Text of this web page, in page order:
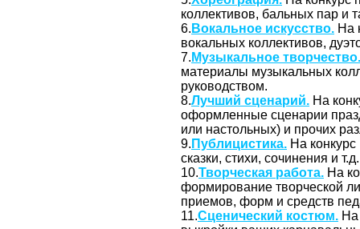
коллективов, бальных пар и
6. Вокальное искусство. На
вокальных коллективов,
7. Музыкальное творчество.
материалы музыкальных
руководством.
8.Лучший сценарий. На
оформленные сценарии
или настольных) и прочих
9. Публицистика. На
сказки, стихи, сочинения и т.д
10.Творческая работа. На
формирование творческой
приемов, форм и средств
11.Сценический костюм. На